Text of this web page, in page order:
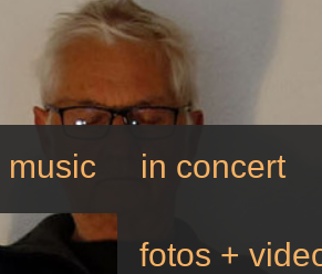
music in concert
fotos +